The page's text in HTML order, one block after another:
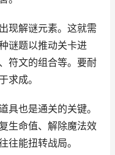
现解谜元素。这就需
谜题以推动关卡进
符文的组合等。要耐
求成。
具也是通关的关键。
生命值、解除魔法效
往能扭转战局。